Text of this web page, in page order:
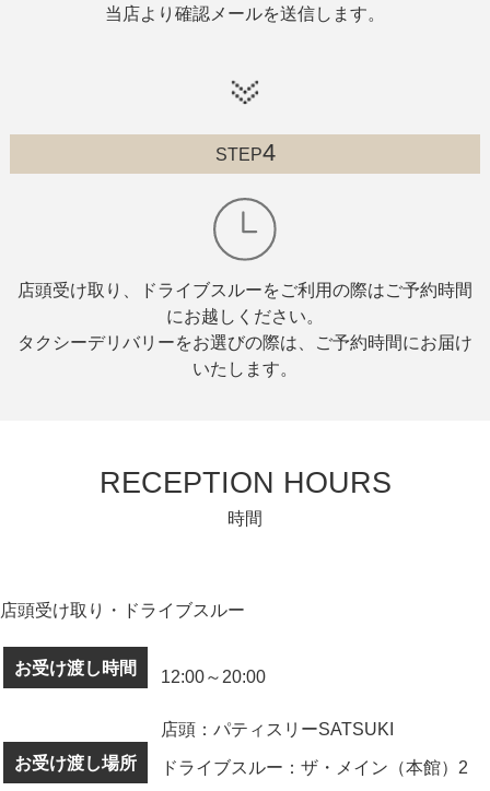
当店より確認メールを送信します。
STEP4
店頭受け取り、ドライブスルーをご利用の際はご予約時間
にお越しください。
タクシーデリバリーをお選びの際は、ご予約時間にお届け
いたします。
RECEPTION HOURS
時間
店頭受け取り・ドライブスルー
お受け渡し時間 12:00～20:00
お受け渡し場所
店頭：パティスリーSATSUKI
ドライブスルー：ザ・メイン（本館）2